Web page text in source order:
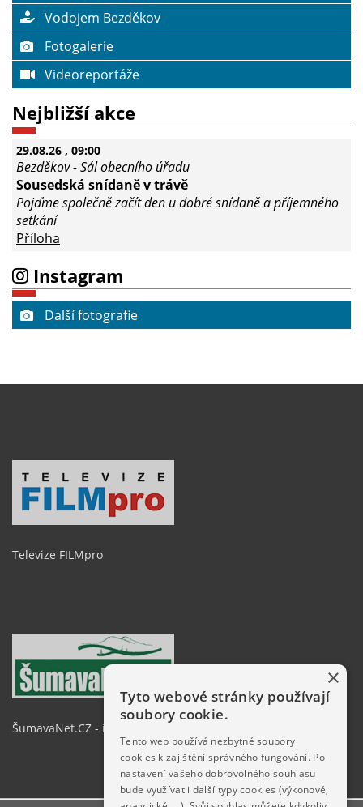
Vodojem Bezděkov
Fotogalerie
Videoreportáže
Nejbližší akce
29.08.26 , 09:00
Bezděkov - Sál obecního úřadu
Sousedská snídaně v trávě
Pojďme společně začít den u dobré snídaně a příjemného
setkání
Příloha
Instagram
Další fotografie
Televize FILMpro
ŠumavaNet.CZ - informace o regionu
×
Tyto webové stránky používají
soubory cookie.
Tento web používá nezbytné soubory
cookies k zajištění správného fungování. Po
nastavení vašeho dobrovolného souhlasu
bude využívat i další typy cookies (výkonové,